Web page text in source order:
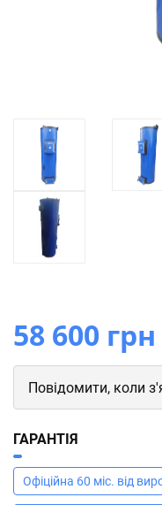
58 600 грн
Повідомити, коли
ГАРАНТІЯ
Офіційна 60 міс. від